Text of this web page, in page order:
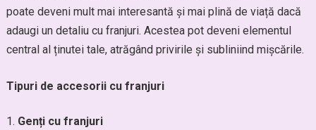
poate deveni mult mai interesantă și mai plină de viață dacă
adaugi un detaliu cu franjuri. Acestea pot deveni elementul
central al ținutei tale, atrăgând privirile și subliniind mișcările.
Tipuri de accesorii cu franjuri
Genți cu franjuri